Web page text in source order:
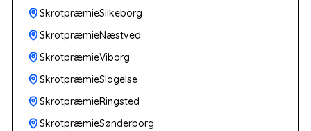
SkrotpræmieSilkeborg
SkrotpræmieNæstved
SkrotpræmieViborg
SkrotpræmieSlagelse
SkrotpræmieRingsted
SkrotpræmieSønderborg